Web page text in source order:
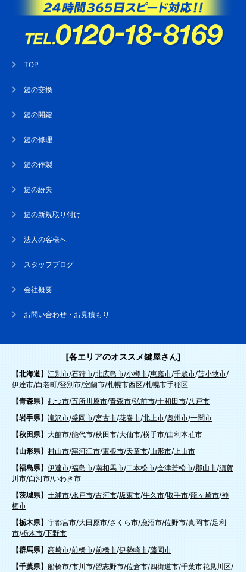
TOP
鍵の交換
鍵の開錠
鍵の修理
鍵の作製
鍵の紛失
鍵の新規取り付け
法人の客様へ
スタッフブログ
会社概要
お問い合わせ・お見積もり
[各エリアのオススメ鍵屋さん]
【北海道】 江別市/石狩市/北広島市/小樽市/恵庭市/千歳市/苫小牧市/
伊達市/白老町/登別市/室蘭市/札幌市西区/札幌市手稲区
【青森県】 むつ市/五所川原市/青森市/弘前市/十和田市/八戸市
【岩手県】 滝沢市/盛岡市/宮古市/花巻市/北上市/奥州市/一関市
【秋田県】 大館市/能代市/秋田市/大仙市/横手市/由利本荘市
【山形県】 村山市/寒河江市/東根市/天童市/山形市/上山市
【福島県】 伊達市/福島市/南相馬市/二本松市/会津若松市/郡山市/須賀
川市/白河市/いわき市
【茨城県】 土浦市/水戸市/古河市/坂東市/牛久市/取手市/龍ヶ崎市/神
栖市
【栃木県】 宇都宮市/大田原市/さくら市/鹿沼市/佐野市/真岡市/足利
市/栃木市/下野市
【群馬県】 高崎市/前橋市/前橋市/伊勢崎市/藤岡市
【千葉県】 船橋市/市川市/習志野市/佐倉市/四街道市/千葉市花見川区/